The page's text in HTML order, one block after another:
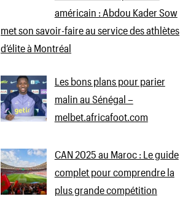
américain : Abdou Kader Sow
met son savoir-faire au service des athlètes
d’élite à Montréal
Les bons plans pour parier
malin au Sénégal –
melbet.africafoot.com
CAN 2025 au Maroc : Le guide
complet pour comprendre la
plus grande compétition